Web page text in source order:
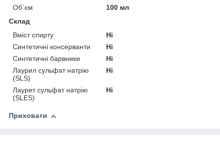
Об`єм
100 мл
Склад
Вміст спирту
Ні
Синтетичні консерванти
Ні
Синтетичні барвники
Ні
Лаурил сульфат натрію
(SLS)
Ні
Лаурет сульфат натрію
(SLES)
Ні
Приховати